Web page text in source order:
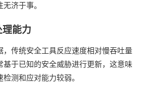
济于事。
能力
，传统安全工具反应速度相对慢吞吐量
基于已知的安全威胁进行更新，这意味
测和应对能力较弱。